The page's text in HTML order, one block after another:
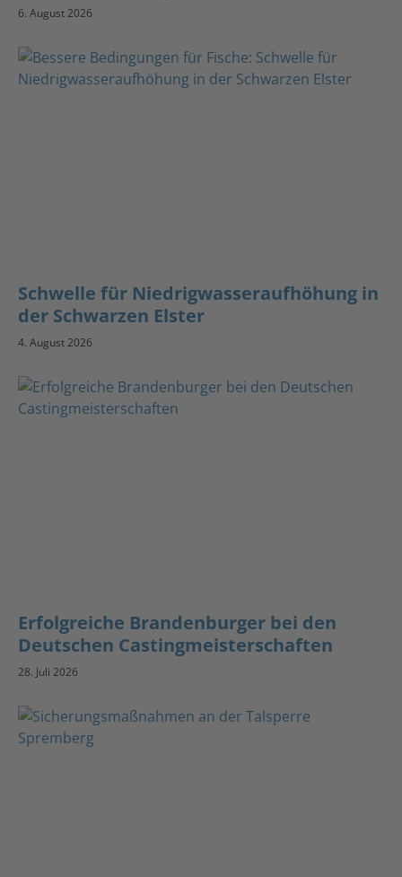
6. August 2026
Schwelle für Niedrigwasseraufhöhung in
der Schwarzen Elster
4. August 2026
Erfolgreiche Brandenburger bei den
Deutschen Castingmeisterschaften
28. Juli 2026